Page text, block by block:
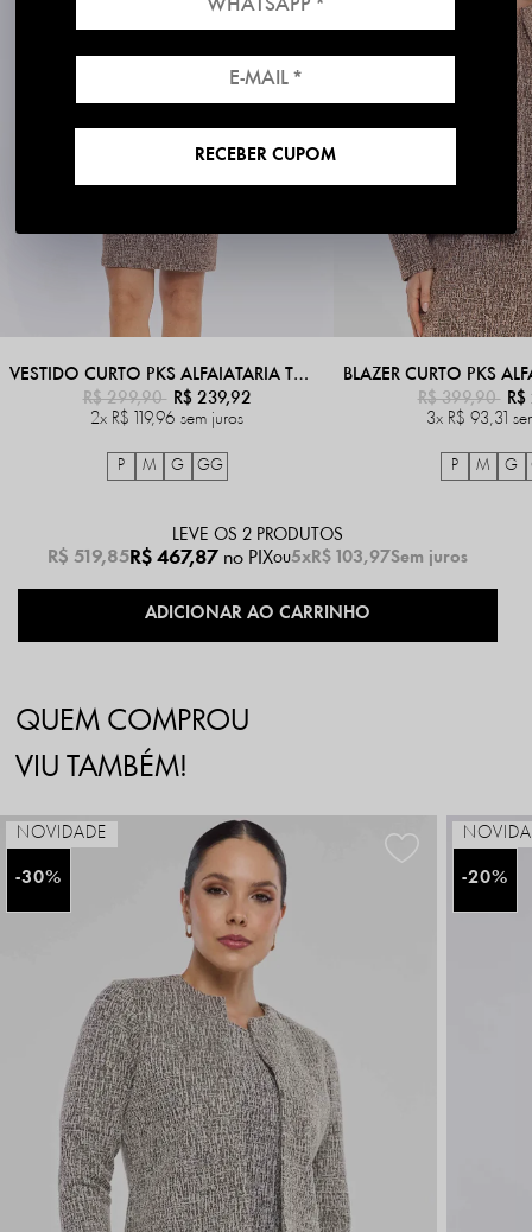
VESTIDO CURTO PKS ALFAIATARIA TWEED ELEGANCE MARROM
R$ 299,90 R$ 239,92
2x R$ 119,96 sem juros
P M G GG
R$ 399,90
3x R$ 93,31
P M G
LEVE OS 2 PRODUTOS
R$ 519,85R$ 467,87 no PIX 5x R$ 103,97Sem juros
QUEM COMPROU
VIU TAMBÉM!
30%
NOVIDADE
20%
RECEBER CUPOM